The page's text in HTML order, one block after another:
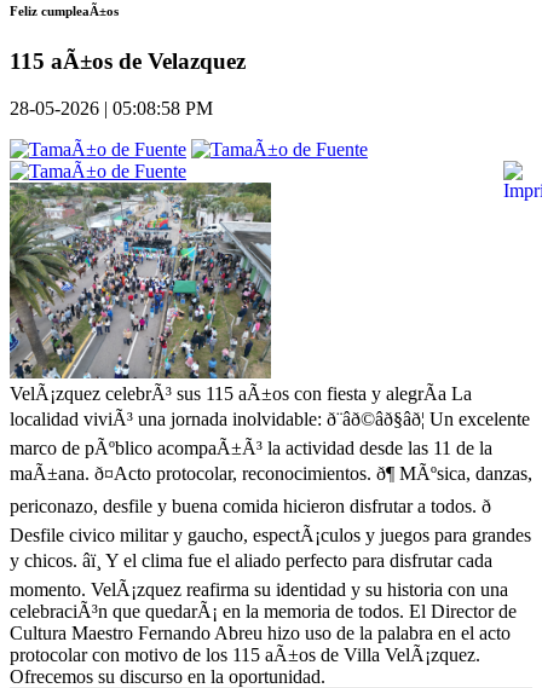
Feliz cumpleaÃ±os
115 aÃ±os de Velazquez
28-05-2026 | 05:08:58 PM
VelÃ¡zquez celebrÃ³ sus 115 aÃ±os con fiesta y alegrÃ­a La
localidad viviÃ³ una jornada inolvidable: ð¨âð©âð§âð¦ Un excelente
marco de pÃºblico acompaÃ±Ã³ la actividad desde las 11 de la
maÃ±ana. ð¤Acto protocolar, reconocimientos. ð¶ MÃºsica, danzas,
periconazo, desfile y buena comida hicieron disfrutar a todos. ð
Desfile civico militar y gaucho, espectÃ¡culos y juegos para grandes
y chicos. âï¸ Y el clima fue el aliado perfecto para disfrutar cada
momento. VelÃ¡zquez reafirma su identidad y su historia con una
celebraciÃ³n que quedarÃ¡ en la memoria de todos. El Director de
Cultura Maestro Fernando Abreu hizo uso de la palabra en el acto
protocolar con motivo de los 115 aÃ±os de Villa VelÃ¡zquez.
Ofrecemos su discurso en la oportunidad.